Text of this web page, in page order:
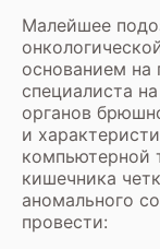
Малейшее
основанием на
специалиста
органов
и
компьютерной
кишечника
аномального
провести: